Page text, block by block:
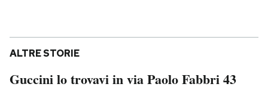
ALTRE STORIE
Guccini lo trovavi in via Paolo Fabbri 43